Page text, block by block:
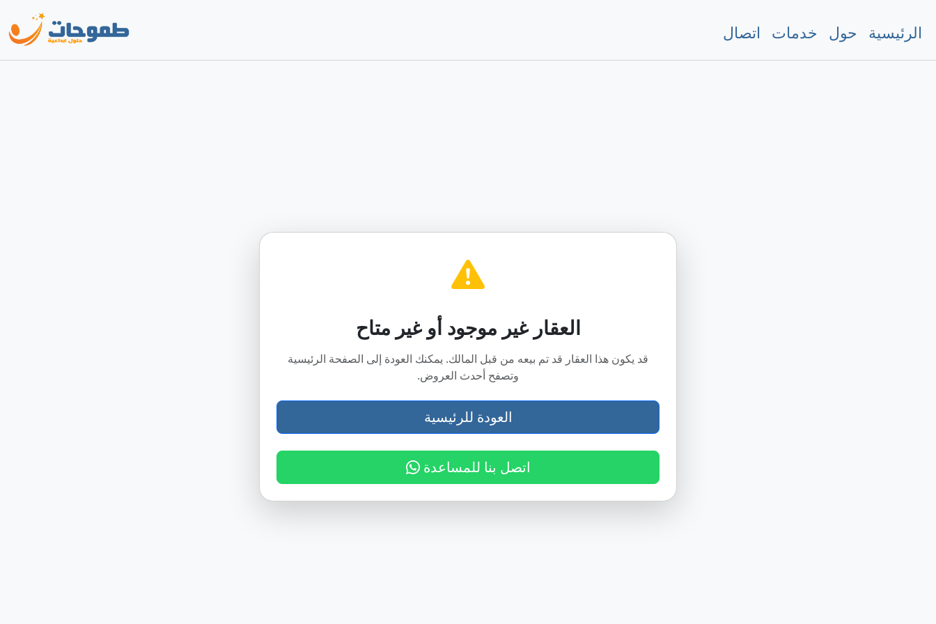
الرئيسية حول خدمات اتصال
العقار غير موجود أو غير متاح
قد يكون هذا العقار قد تم بيعه من قبل المالك. يمكنك العودة إلى الصفحة الرئيسية
وتصفح أحدث العروض.
العودة للرئيسية
اتصل بنا للمساعدة